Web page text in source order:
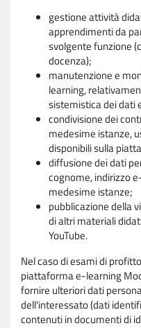
gestione attività
apprendimenti da
svolgente funzione
docenza);
manutenzione e
learning,
sistemistica dei dati
condivisione dei
medesime istanze,
disponibili sulla
diffusione dei dati
cognome, indirizzo
medesime istanze;
pubblicazione della
di altri materiali
YouTube.
Nel caso di esami di
piattaforma e-learning
fornire ulteriori dati
dell'interessato (dati
contenuti in documenti di